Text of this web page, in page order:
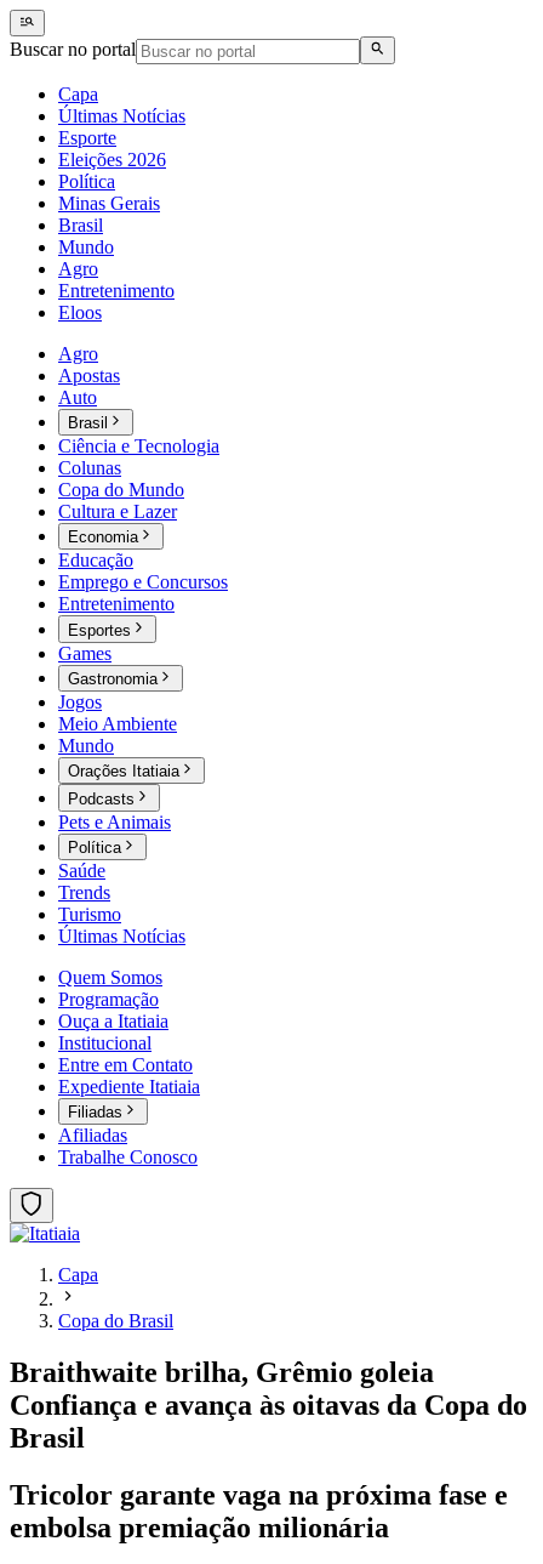
Buscar no portal
Capa
Últimas Notícias
Esporte
Eleições 2026
Política
Minas Gerais
Brasil
Mundo
Agro
Entretenimento
Eloos
Agro
Apostas
Auto
Brasil
Ciência e Tecnologia
Colunas
Copa do Mundo
Cultura e Lazer
Economia
Educação
Emprego e Concursos
Entretenimento
Esportes
Games
Gastronomia
Jogos
Meio Ambiente
Mundo
Orações Itatiaia
Podcasts
Pets e Animais
Política
Saúde
Trends
Turismo
Últimas Notícias
Quem Somos
Programação
Ouça a Itatiaia
Institucional
Entre em Contato
Expediente Itatiaia
Filiadas
Afiliadas
Trabalhe Conosco
Capa
Copa do Brasil
Braithwaite brilha, Grêmio goleia
Confiança e avança às oitavas da Copa do
Brasil
Tricolor garante vaga na próxima fase e
embolsa premiação milionária